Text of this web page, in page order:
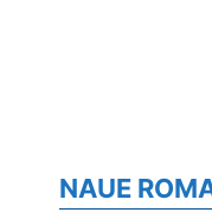
NAUE